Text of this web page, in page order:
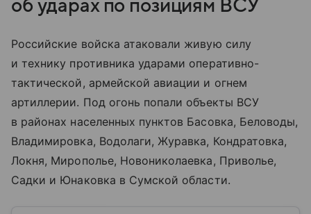
об ударах по позициям ВСУ
Российские войска атаковали живую силу
и технику противника ударами оперативно-
тактической, армейской авиации и огнем
артиллерии. Под огонь попали объекты ВСУ
в районах населенных пунктов Басовка, Беловоды,
Владимировка, Водолаги, Журавка, Кондратовка,
Локня, Мирополье, Новониколаевка, Приволье,
Садки и Юнаковка в Сумской области.